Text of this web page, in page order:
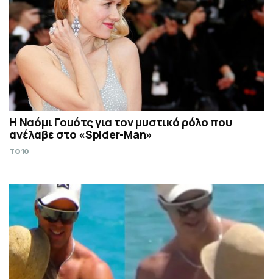
Η Ναόμι Γουότς για τον μυστικό ρόλο που
ανέλαβε στο «Spider-Man»
TO10